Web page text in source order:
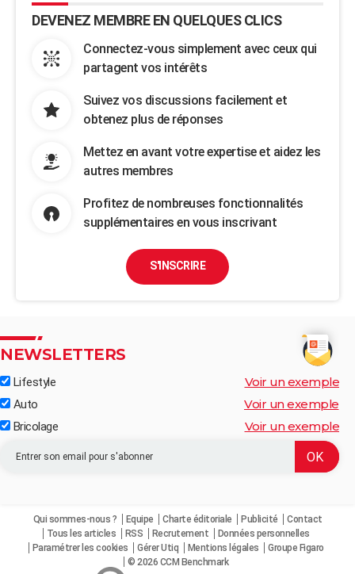
DEVENEZ MEMBRE EN QUELQUES CLICS
Connectez-vous simplement avec ceux qui
partagent vos intérêts
Suivez vos discussions facilement et
obtenez plus de réponses
Mettez en avant votre expertise et aidez les
autres membres
Profitez de nombreuses fonctionnalités
supplémentaires en vous inscrivant
S'INSCRIRE
NEWSLETTERS
Lifestyle Voir un exemple
Auto Voir un exemple
Bricolage Voir un exemple
Qui sommes-nous ? Equipe Charte éditoriale Publicité
Contact
Tous les articles
RSS Recrutement
Données personnelles
Paramétrer les cookies
Gérer Utiq Mentions légales
Groupe Figaro
© 2026 CCM Benchmark